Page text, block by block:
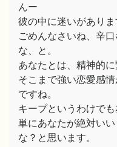
んー
彼の中に迷いがあり
ごめんなさいね、辛
な、と。
あなたとは、精神的
そこまで強い恋愛感
ですね。
キープというわけで
単にあなたが絶対い
な？と思います。